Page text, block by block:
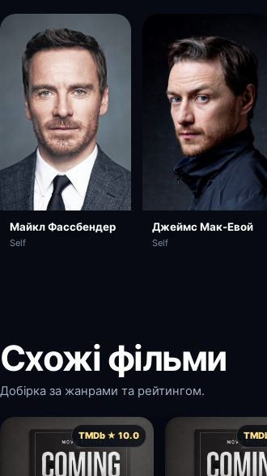
Майкл Фассбендер
Self
Джеймс Мак-Евой
Self
Схожі фільми
Добірка за жанрами та рейтингом.
TMDb ★ 10.0